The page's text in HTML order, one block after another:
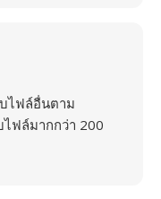
ไฟล์อื่นตาม
ฟล์มากกว่า 200